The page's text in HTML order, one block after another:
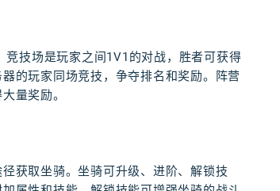
技场是玩家之间1V1的对战，胜者可获得
的玩家同场竞技，争夺排名和奖励。阵营
量奖励。
获取坐骑。坐骑可升级、进阶、解锁技